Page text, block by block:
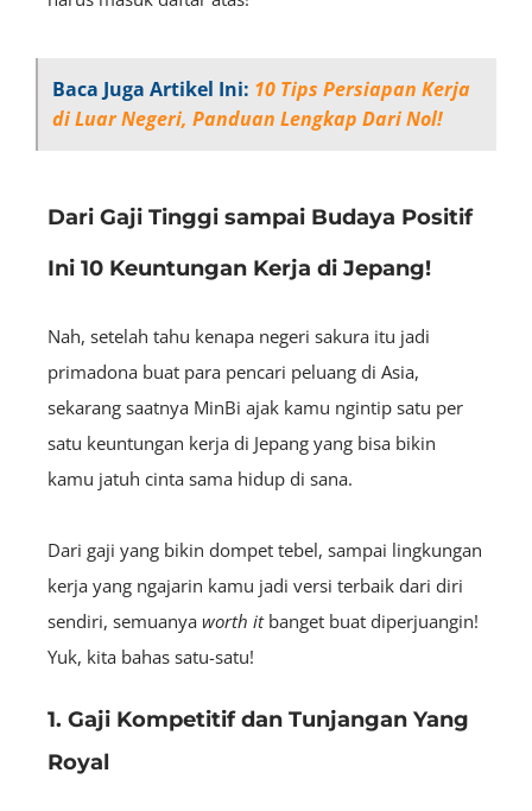
Baca Juga Artikel Ini: 10 Tips Persiapan Kerja
di Luar Negeri, Panduan Lengkap Dari Nol!
Dari Gaji Tinggi sampai Budaya Positif
Ini 10 Keuntungan Kerja di Jepang!
Nah, setelah tahu kenapa negeri sakura itu jadi
primadona buat para pencari peluang di Asia,
sekarang saatnya MinBi ajak kamu ngintip satu per
satu keuntungan kerja di Jepang yang bisa bikin
kamu jatuh cinta sama hidup di sana.
Dari gaji yang bikin dompet tebel, sampai lingkungan
kerja yang ngajarin kamu jadi versi terbaik dari diri
sendiri, semuanya worth it banget buat diperjuangin!
Yuk, kita bahas satu-satu!
1. Gaji Kompetitif dan Tunjangan Yang
Royal